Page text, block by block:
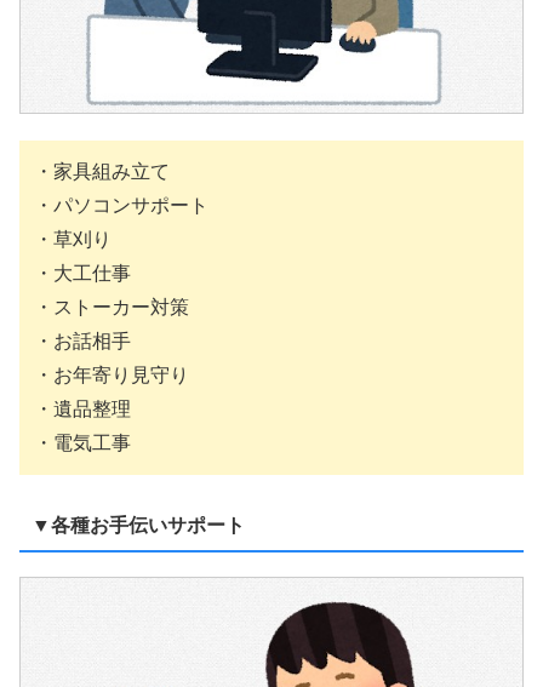
・家具組み立て
・パソコンサポート
・草刈り
・大工仕事
・ストーカー対策
・お話相手
・お年寄り見守り
・遺品整理
・電気工事
▼各種お手伝いサポート